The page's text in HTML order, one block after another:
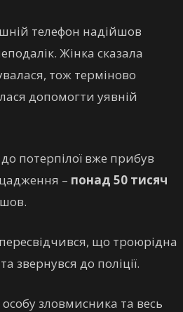
телефон надійшов
Жінка сказала
тож терміново
допомогти уявній
потерпілої вже прибув
– понад 50 тисяч
що троюрідна
звернувся до поліції.
зловмисника та весь